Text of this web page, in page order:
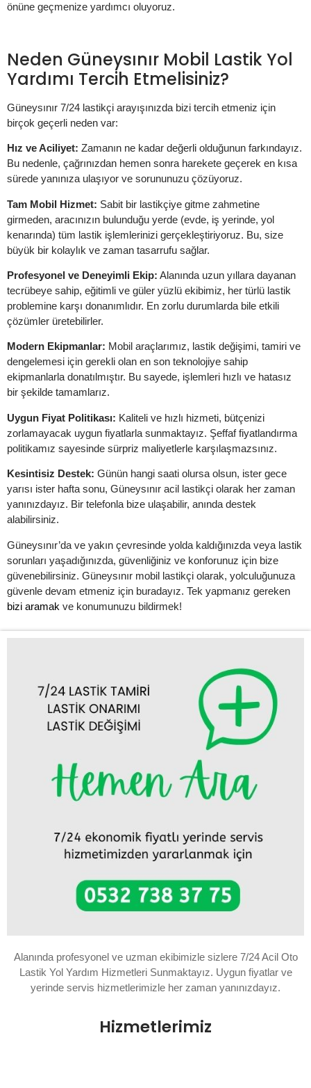
önüne geçmenize yardımcı oluyoruz.
Neden Güneysınır Mobil Lastik Yol
Yardımı Tercih Etmelisiniz?
Güneysınır 7/24 lastikçi arayışınızda bizi tercih etmeniz için
birçok geçerli neden var:
Hız ve Aciliyet: Zamanın ne kadar değerli olduğunun farkındayız.
Bu nedenle, çağrınızdan hemen sonra harekete geçerek en kısa
sürede yanınıza ulaşıyor ve sorununuzu çözüyoruz.
Tam Mobil Hizmet: Sabit bir lastikçiye gitme zahmetine
girmeden, aracınızın bulunduğu yerde (evde, iş yerinde, yol
kenarında) tüm lastik işlemlerinizi gerçekleştiriyoruz. Bu, size
büyük bir kolaylık ve zaman tasarrufu sağlar.
Profesyonel ve Deneyimli Ekip: Alanında uzun yıllara dayanan
tecrübeye sahip, eğitimli ve güler yüzlü ekibimiz, her türlü lastik
problemine karşı donanımlıdır. En zorlu durumlarda bile etkili
çözümler üretebilirler.
Modern Ekipmanlar: Mobil araçlarımız, lastik değişimi, tamiri ve
dengelemesi için gerekli olan en son teknolojiye sahip
ekipmanlarla donatılmıştır. Bu sayede, işlemleri hızlı ve hatasız
bir şekilde tamamlarız.
Uygun Fiyat Politikası: Kaliteli ve hızlı hizmeti, bütçenizi
zorlamayacak uygun fiyatlarla sunmaktayız. Şeffaf fiyatlandırma
politikamız sayesinde sürpriz maliyetlerle karşılaşmazsınız.
Kesintisiz Destek: Günün hangi saati olursa olsun, ister gece
yarısı ister hafta sonu, Güneysınır acil lastikçi olarak her zaman
yanınızdayız. Bir telefonla bize ulaşabilir, anında destek
alabilirsiniz.
Güneysınır’da ve yakın çevresinde yolda kaldığınızda veya lastik
sorunları yaşadığınızda, güvenliğiniz ve konforunuz için bize
güvenebilirsiniz. Güneysınır mobil lastikçi olarak, yolculuğunuza
güvenle devam etmeniz için buradayız. Tek yapmanız gereken
bizi aramak ve konumunuzu bildirmek!
Alanında profesyonel ve uzman ekibimizle sizlere 7/24 Acil Oto
Lastik Yol Yardım Hizmetleri Sunmaktayız. Uygun fiyatlar ve
yerinde servis hizmetlerimizle her zaman yanınızdayız.
Hizmetlerimiz